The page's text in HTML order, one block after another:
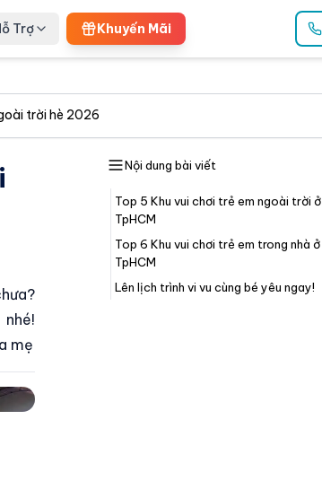
Trợ Khuyến Mãi
trời hè 2026
mẹ
Nội dung bài viết
Top 5 Khu vui chơi trẻ em ngoài trời ở
TpHCM
Top 6 Khu vui chơi trẻ em trong nhà ở
TpHCM
Lên lịch trình vi vu cùng bé yêu ngay!